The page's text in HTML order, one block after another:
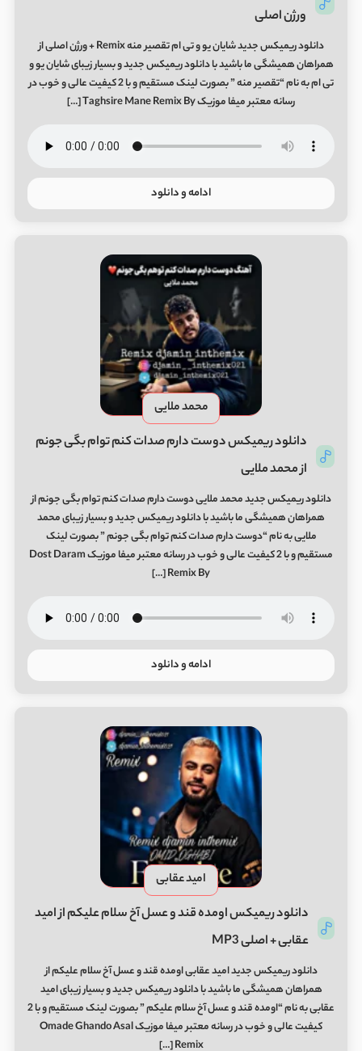
ورژن اصلی
دانلود ریمیکس جدید شایان یو و تی ام تقصیر منه Remix + ورژن اصلی از
همراهان همیشگی ما باشید با دانلود ریمیکس جدید و بسیار زیبای شایان یو و
تی ام به نام “تقصیر منه ” بصورت لینک مستقیم و با 2 کیفیت عالی و خوب در
رسانه معتبر میفا موزیک Taghsire Mane Remix By […]
ادامه و دانلود
محمد ملایی
دانلود ریمیکس دوﺳﺖ دارم ﺻﺪات ﻛﻨﻢ ﺗﻮام ﺑﮕﻰ ﺟﻮﻧﻢ
از محمد ملایی
دانلود ریمیکس جدید محمد ملایی دوﺳﺖ دارم ﺻﺪات ﻛﻨﻢ ﺗﻮام ﺑﮕﻰ ﺟﻮﻧﻢ از
همراهان همیشگی ما باشید با دانلود ریمیکس جدید و بسیار زیبای محمد
ملایی به نام “دوﺳﺖ دارم ﺻﺪات ﻛﻨﻢ ﺗﻮام ﺑﮕﻰ ﺟﻮﻧﻢ ” بصورت لینک
مستقیم و با 2 کیفیت عالی و خوب در رسانه معتبر میفا موزیک Dost Daram
Remix By […]
ادامه و دانلود
امید عقابی
دانلود ریمیکس اومده قند و عسل آخ سلام علیکم از امید
عقابی + اصلی MP3
دانلود ریمیکس جدید امید عقابی اومده قند و عسل آخ سلام علیکم از
همراهان همیشگی ما باشید با دانلود ریمیکس جدید و بسیار زیبای امید
عقابی به نام “اومده قند و عسل آخ سلام علیکم ” بصورت لینک مستقیم و با 2
کیفیت عالی و خوب در رسانه معتبر میفا موزیک Omade Ghando Asal
Remix […]